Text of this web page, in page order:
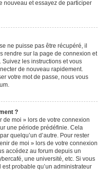
nouveau et essayez de participer
ne puisse pas être récupéré, il
rendre sur la page de connexion et
Suivez les instructions et vous
de nouveau rapidement.
votre mot de passe, nous vous
?
de moi » lors de votre connexion
une période prédéfinie. Cela
quelqu’un d’autre. Pour rester
de moi » lors de votre connexion
accédez au forum depuis un
une université, etc. Si vous
est probable qu’un administrateur